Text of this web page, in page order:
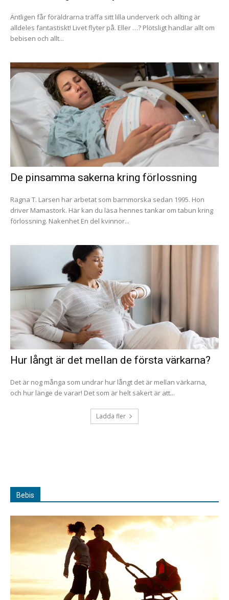
Äntligen får föräldrarna träffa sitt lilla underverk och allting är
alldeles fantastiskt! Livet flyter på. Eller …? Plötsligt handlar allt om
bebisen och allt...
De pinsamma sakerna kring förlossning
Ragna T. Larsen har arbetat som barnmorska sedan 1995. Hon
driver Mamastork. Här kan du läsa hennes tankar om tabun kring
förlossning. Nakenhet En del kvinnor...
Hur långt är det mellan de första värkarna?
Det är nog många som undrar hur långt det är mellan värkarna,
och hur länge de varar! Det som är helt säkert är att...
Ladda fler
Bebis